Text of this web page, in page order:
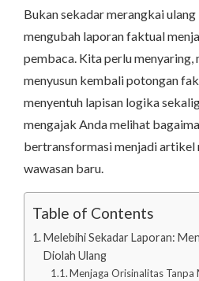
Bukan sekadar merangkai
mengubah laporan faktual
pembaca. Kita perlu menyaring,
menyusun kembali potongan
menyentuh lapisan logika
mengajak Anda melihat
bertransformasi menjadi
wawasan baru.
Table of Contents
Melebihi Sekadar Laporan:
Diolah Ulang
Menjaga Orisinalitas Tanpa